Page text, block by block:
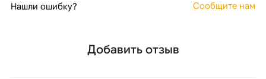
Нашли ошибку? Сообщите нам
Добавить отзыв